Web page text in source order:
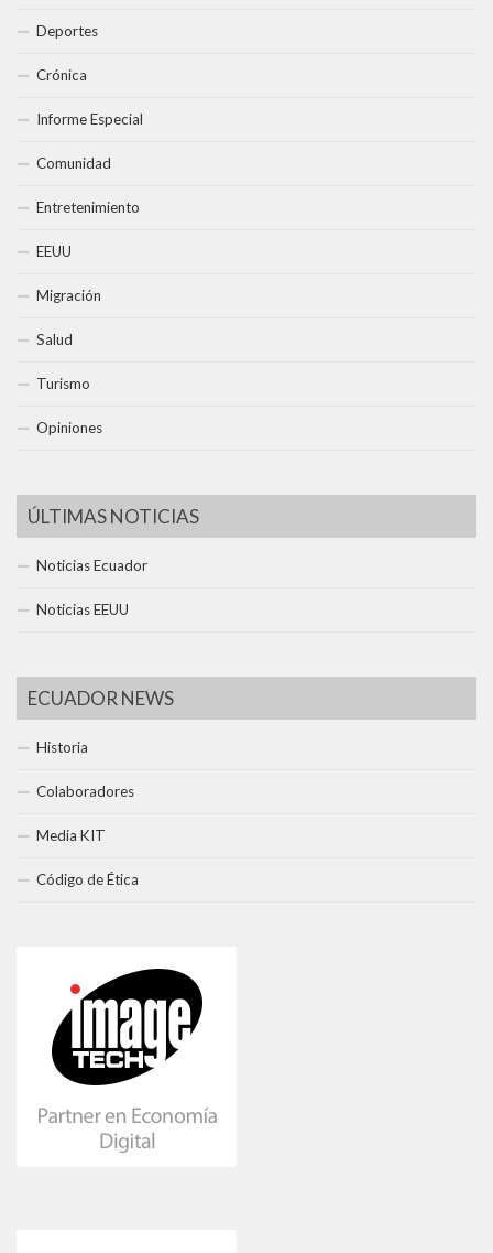
Deportes
Crónica
Informe Especial
Comunidad
Entretenimiento
EEUU
Migración
Salud
Turismo
Opiniones
ÚLTIMAS NOTICIAS
Noticias Ecuador
Noticias EEUU
ECUADOR NEWS
Historia
Colaboradores
Media KIT
Código de Ética